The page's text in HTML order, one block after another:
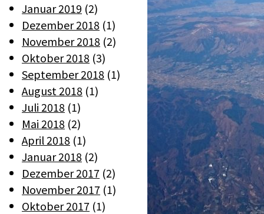
Januar 2019 (2)
Dezember 2018 (1)
November 2018 (2)
Oktober 2018 (3)
September 2018 (1)
August 2018 (1)
Juli 2018 (1)
Mai 2018 (2)
April 2018 (1)
Januar 2018 (2)
Dezember 2017 (2)
November 2017 (1)
Oktober 2017 (1)